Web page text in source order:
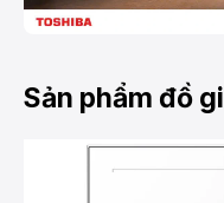
Sản phẩm đồ